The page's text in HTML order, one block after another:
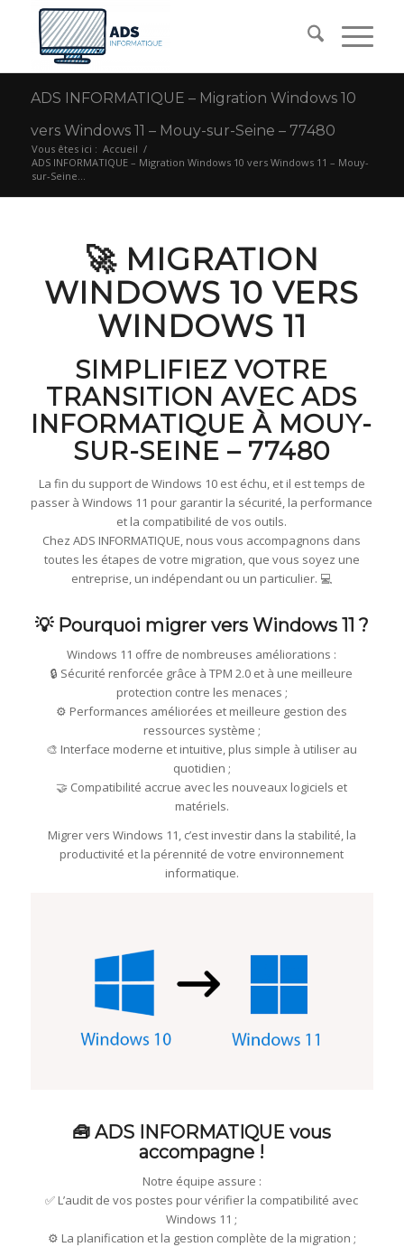
ADS INFORMATIQUE – Migration Windows 10
vers Windows 11 – Mouy-sur-Seine – 77480
Vous êtes ici : Accueil /
ADS INFORMATIQUE – Migration Windows 10 vers Windows 11 – Mouy-
sur-Seine...
🚀 MIGRATION
WINDOWS 10 VERS
WINDOWS 11
SIMPLIFIEZ VOTRE
TRANSITION AVEC ADS
INFORMATIQUE À MOUY-
SUR-SEINE – 77480
La fin du support de Windows 10 est échu, et il est temps de
passer à Windows 11 pour garantir la sécurité, la performance
et la compatibilité de vos outils.
Chez ADS INFORMATIQUE, nous vous accompagnons dans
toutes les étapes de votre migration, que vous soyez une
entreprise, un indépendant ou un particulier. 💻
💡 Pourquoi migrer vers Windows 11 ?
Windows 11 offre de nombreuses améliorations :
🔒 Sécurité renforcée grâce à TPM 2.0 et à une meilleure
protection contre les menaces ;
⚙️ Performances améliorées et meilleure gestion des
ressources système ;
🎨 Interface moderne et intuitive, plus simple à utiliser au
quotidien ;
🤝 Compatibilité accrue avec les nouveaux logiciels et
matériels.
Migrer vers Windows 11, c’est investir dans la stabilité, la
productivité et la pérennité de votre environnement
informatique.
🧰 ADS INFORMATIQUE vous
accompagne !
Notre équipe assure :
✅ L’audit de vos postes pour vérifier la compatibilité avec
Windows 11 ;
⚙️ La planification et la gestion complète de la migration ;